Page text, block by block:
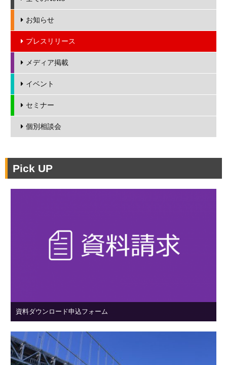
お知らせ
プレスリリース
メディア掲載
イベント
セミナー
個別相談会
Pick UP
資料ダウンロード申込フォーム